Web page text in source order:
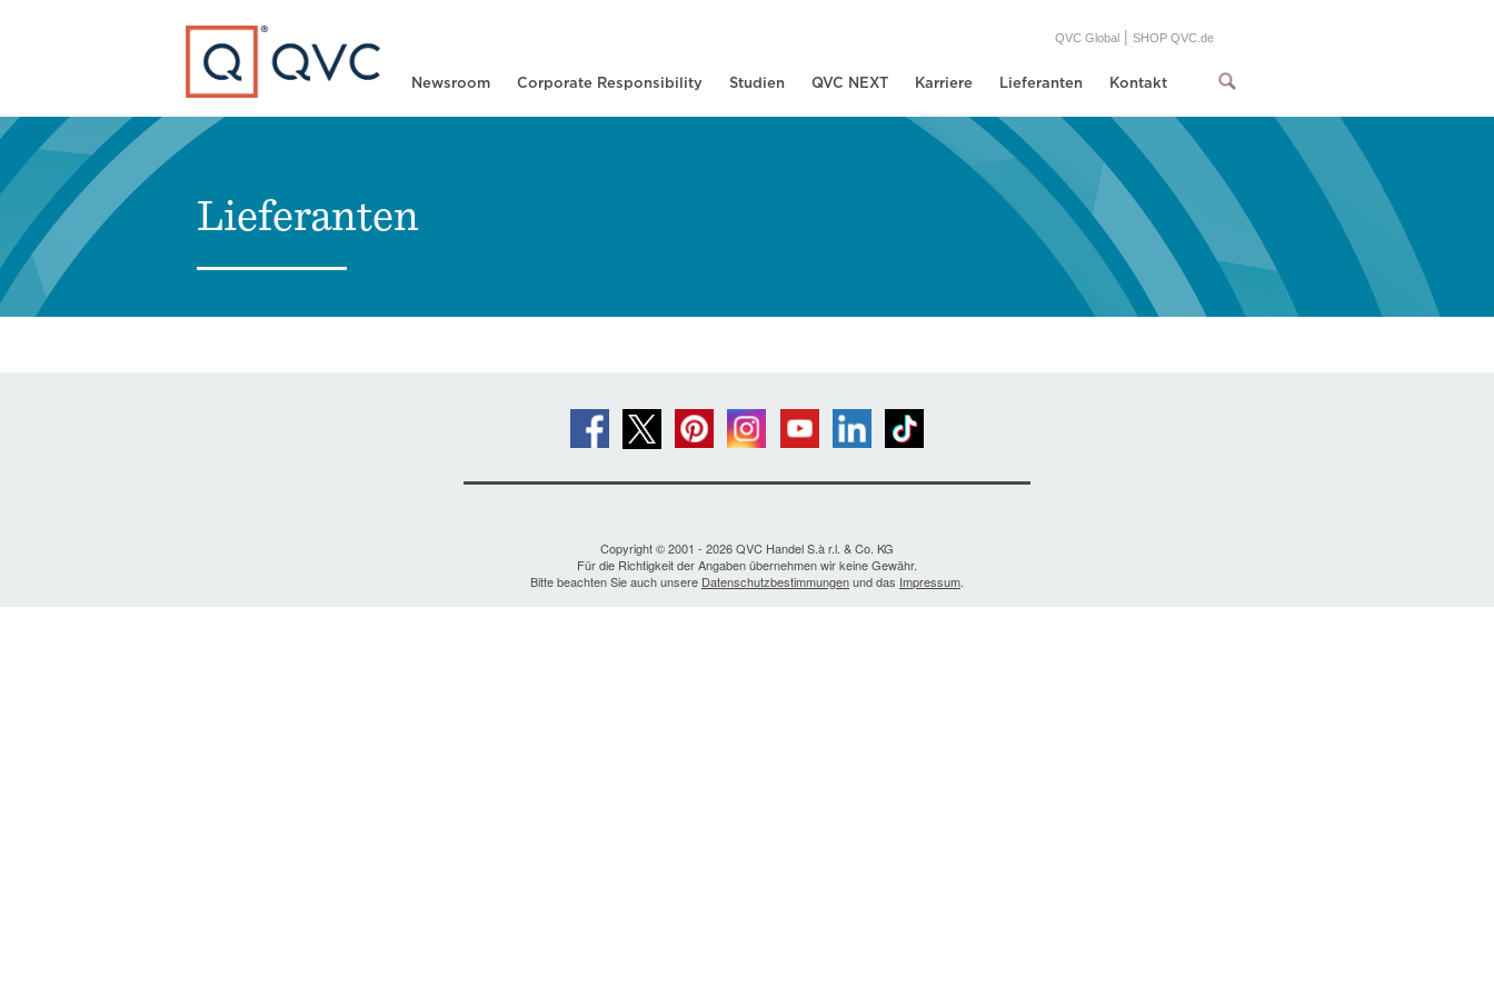
Newsroom Corporate Responsibility Studien QVC NEXT Karriere Lieferanten Kontakt
QVC Global | SHOP QVC.de
Type to search
Lieferanten
Copyright © 2001 - 2026 QVC Handel S.à r.l. & Co. KG
Für die Richtigkeit der Angaben übernehmen wir keine Gewähr.
Bitte beachten Sie auch unsere Datenschutzbestimmungenund das Impressum.